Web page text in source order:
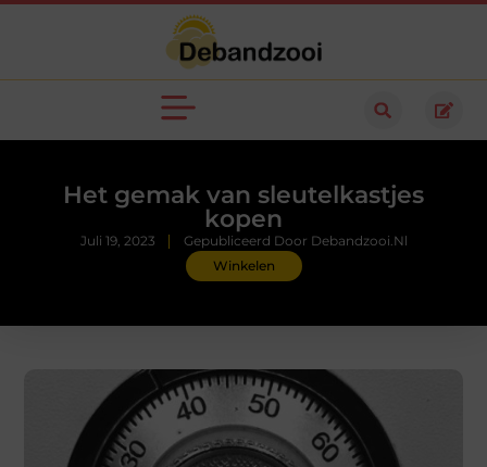
Het gemak van sleutelkastjes
kopen
Winkelen
Juli 19, 2023 Gepubliceerd Door Debandzooi.nl